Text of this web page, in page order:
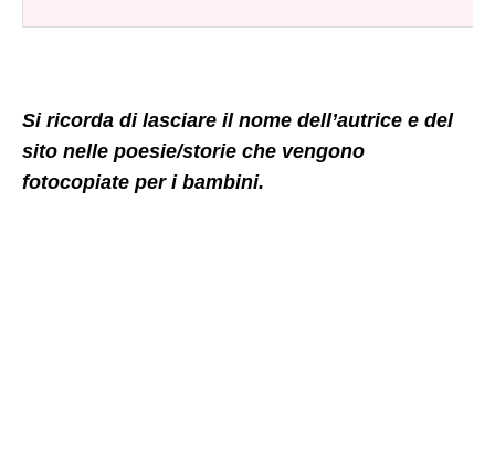
Si ricorda di lasciare il nome dell’autrice e del
sito nelle poesie/storie che vengono
fotocopiate per i bambini.